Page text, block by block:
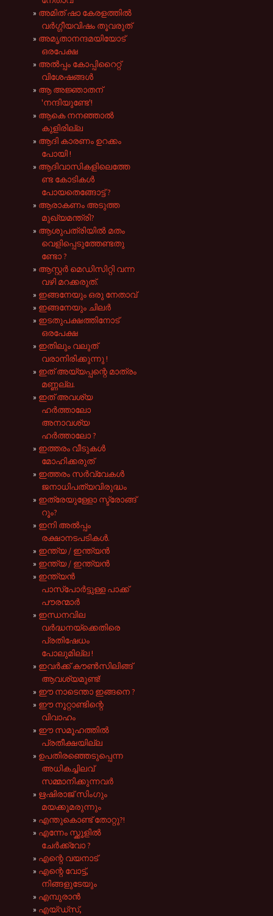
അമിത് ഷാ കേരളത്തിൽ
വർഗ്ഗീയവിഷം തൂവരുത്
അമൃതാനന്ദമയിയോട്
ഒരപേക്ഷ
അൽ‌പ്പം കോപ്പിറൈറ്റ്
വിശേഷങ്ങൾ
ആ അജ്ഞാതന്
'നന്ദിയുണ്ടേ'!
ആകെ നനഞ്ഞാൽ
കുളിരില്ല
ആദി കാരണം ഉറക്കം
പോയി !
ആദിവാസികളിലെത്തേ
ണ്ട കോടികൾ
പോയതെങ്ങോട്ട് ?
ആരാകണം അടുത്ത
മുഖ്യമന്ത്രി?
ആശുപത്രിയിൽ മതം
വെളിപ്പെടുത്തേണ്ടതു
ണ്ടോ ?
ആസ്റ്റർ മെഡിസിറ്റി വന്ന
വഴി മറക്കരുത്.
ഇങ്ങനേയും ഒരു നേതാവ്
ഇങ്ങനേയും ചിലർ
ഇടതുപക്ഷത്തിനോട്
ഒരപേക്ഷ
ഇതിലും വലുത്
വരാനിരിക്കുന്നു !
ഇത് അയ്യപ്പന്റെ മാത്രം
മണ്ണല്ല.
ഇത് അവശ്യ
ഹർത്താലോ
അനാവശ്യ
ഹർത്താലോ ?
ഇത്തരം വീടുകൾ
മോഹിക്കരുത്
ഇത്തരം സർവ്വേകൾ
ജനാധിപത്യവിരുദ്ധം
ഇത്രേയുള്ളോ സ്ട്രോങ്ങ്‌
റൂം?
ഇനി അൽ‌പ്പം
രക്ഷാനടപടികൾ.
ഇന്ത്യ / ഇന്ത്യൻ
ഇന്ത്യ / ഇന്ത്യൻ
ഇന്ത്യൻ
പാസ്പോർട്ടുള്ള പാക്ക്
പൗരന്മാർ
ഇന്ധനവില
വർദ്ധനയ്ക്കെതിരെ
പ്രതിഷേധം
പോലുമില്ല !
ഇവർക്ക്‌ കൗൺസിലിങ്ങ്
ആവശ്യമുണ്ട്!
ഈ നാടെന്താ ഇങ്ങനെ ?
ഈ നൂറ്റാണ്ടിന്റെ
വിവാഹം
ഈ സമൂഹത്തിൽ
പ്രതീക്ഷയില്ല
ഉപതിരഞ്ഞെടുപ്പെന്ന
അധികച്ചിലവ്
സമ്മാനിക്കുന്നവർ
ഋഷിരാജ് സിംഗും
മയക്കുമരുന്നും
എന്തുകൊണ്ട് തോറ്റു?!
എന്നേം സ്ക്കൂളിൽ
ചേർക്ക്വോ ?
എന്റെ വയനാട്
എന്റെ വോട്ട്,
നിങ്ങളുടേയും
എമ്പുരാൻ
എയ്ഡ്സ്,